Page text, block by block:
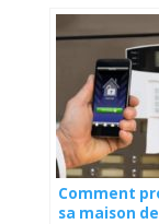
Comment
sa maison